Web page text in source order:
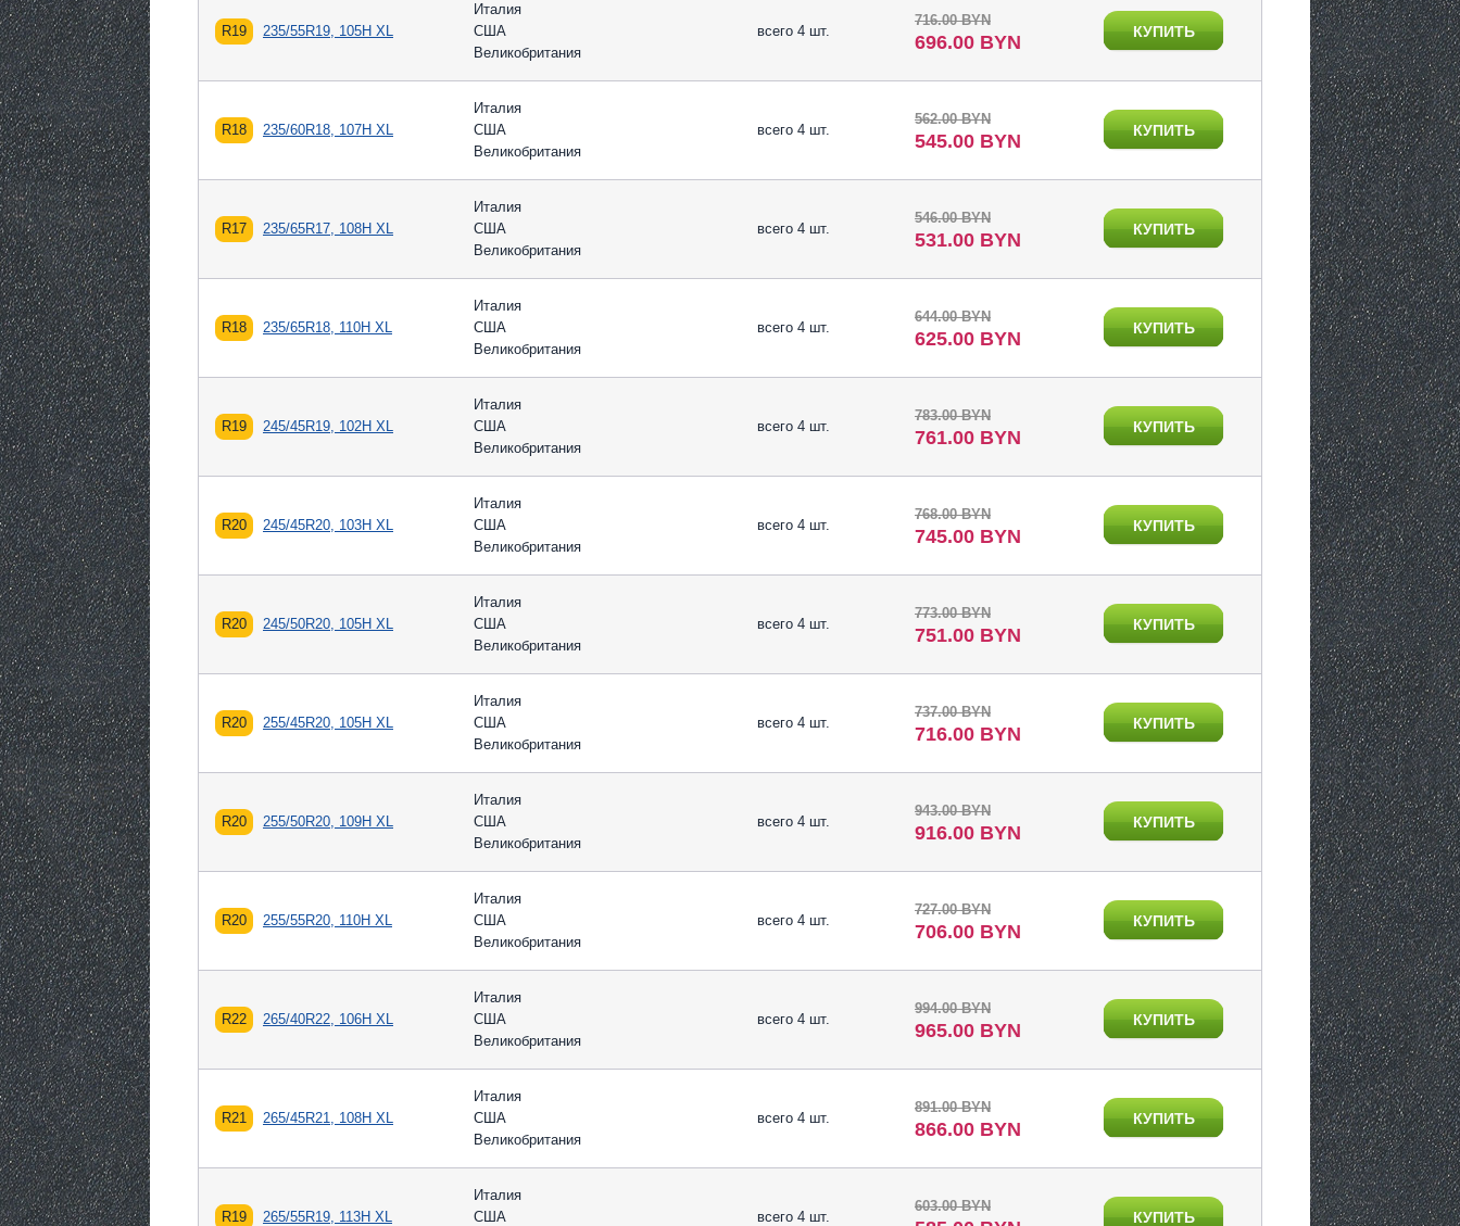
R19 235/55R19, 105H XL
Италия
США
Великобритания
всего 4 шт.
716.00 BYN
696.00 BYN КУПИТЬ
R18 235/60R18, 107H XL
Италия
США
Великобритания
всего 4 шт.
562.00 BYN
545.00 BYN КУПИТЬ
R17 235/65R17, 108H XL
Италия
США
Великобритания
всего 4 шт.
546.00 BYN
531.00 BYN КУПИТЬ
R18 235/65R18, 110H XL
Италия
США
Великобритания
всего 4 шт.
644.00 BYN
625.00 BYN КУПИТЬ
R19 245/45R19, 102H XL
Италия
США
Великобритания
всего 4 шт.
783.00 BYN
761.00 BYN КУПИТЬ
R20 245/45R20, 103H XL
Италия
США
Великобритания
всего 4 шт.
768.00 BYN
745.00 BYN КУПИТЬ
R20 245/50R20, 105H XL
Италия
США
Великобритания
всего 4 шт.
773.00 BYN
751.00 BYN КУПИТЬ
R20 255/45R20, 105H XL
Италия
США
Великобритания
всего 4 шт.
737.00 BYN
716.00 BYN КУПИТЬ
R20 255/50R20, 109H XL
Италия
США
Великобритания
всего 4 шт.
943.00 BYN
916.00 BYN КУПИТЬ
R20 255/55R20, 110H XL
Италия
США
Великобритания
всего 4 шт.
727.00 BYN
706.00 BYN КУПИТЬ
R22 265/40R22, 106H XL
Италия
США
Великобритания
всего 4 шт.
994.00 BYN
965.00 BYN КУПИТЬ
R21 265/45R21, 108H XL
Италия
США
Великобритания
всего 4 шт.
891.00 BYN
866.00 BYN КУПИТЬ
R19 265/55R19, 113H XL
Италия
США
всего 4 шт.
603.00 BYN
КУПИТЬ